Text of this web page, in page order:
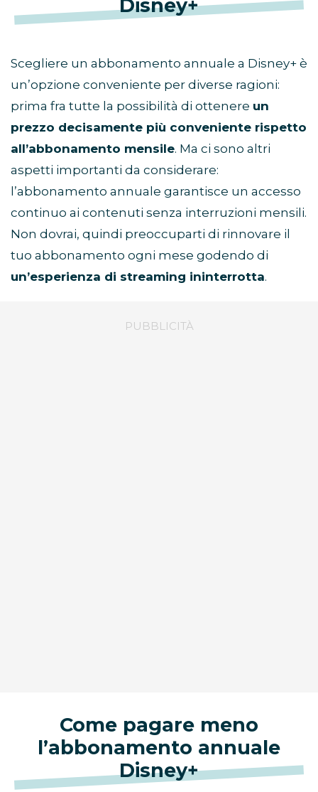
Disney+
Scegliere un abbonamento annuale a Disney+ è
un’opzione conveniente per diverse ragioni:
prima fra tutte la possibilità di ottenere un
prezzo decisamente più conveniente rispetto
all’abbonamento mensile. Ma ci sono altri
aspetti importanti da considerare:
l’abbonamento annuale garantisce un accesso
continuo ai contenuti senza interruzioni mensili.
Non dovrai, quindi preoccuparti di rinnovare il
tuo abbonamento ogni mese godendo di
un’esperienza di streaming ininterrotta.
Come pagare meno
l’abbonamento annuale
Disney+